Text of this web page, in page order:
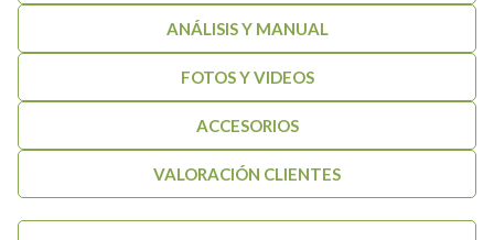
ANÁLISIS Y MANUAL
FOTOS Y VIDEOS
ACCESORIOS
VALORACIÓN CLIENTES